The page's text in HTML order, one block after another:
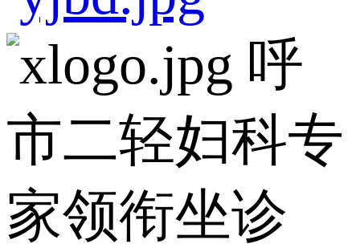
呼
市二轻妇科专
家领衔坐诊